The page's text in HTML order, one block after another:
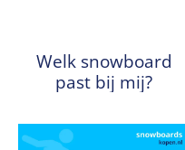
Welk snowboard
past bij mij?